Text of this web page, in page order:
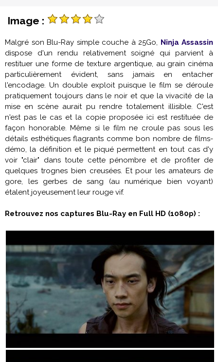
Image :
Malgré son Blu-Ray simple couche à 25Go, Ninja Assassin
dispose d'un rendu relativement soigné qui parvient à
restituer une forme de texture argentique, au grain cinéma
particulièrement évident, sans jamais en entacher
l'encodage. Un double exploit puisque le film se déroule
pratiquement toujours dans le noir et que la vivacité de la
mise en scène aurait pu rendre totalement illisible. C'est
n'est pas le cas et la copie proposée ici est restituée de
façon honorable. Même si le film ne croule pas sous les
détails esthétiques flagrants comme bon nombre de films-
démo, la définition et le piqué permettent en tout cas d'y
voir "clair" dans toute cette pénombre et de profiter de
quelques trognes bien creusées. Et pour les amateurs de
gore, les gerbes de sang (au numérique bien voyant)
étalent joyeusement leur rouge vif.
Retrouvez nos captures Blu-Ray en Full HD (1080p) :